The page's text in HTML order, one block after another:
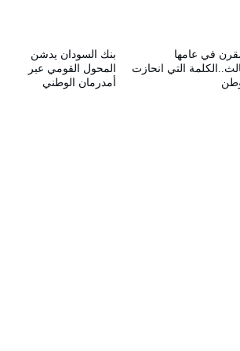
بنك السودان يدشن
المحول القومي عبر
أمدرمان الوطني
في عامها
التي انحازت